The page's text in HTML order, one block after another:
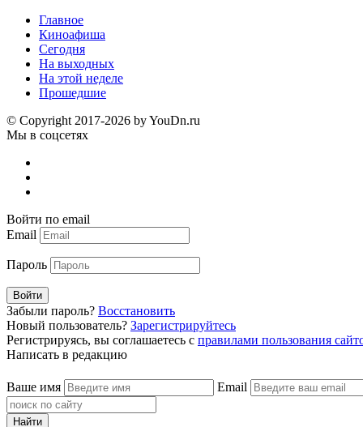
Главное
Киноафиша
Сегодня
На выходных
На этой неделе
Прошедшие
© Copyright 2017-2026 by YouDn.ru
Мы в соцсетях
Войти по email
Email
Пароль
Войти
Забыли пароль? Восстановить
Новый пользователь? Зарегистрируйтесь
Регистрируясь, вы соглашаетесь с правилами пользования
Написать в редакцию
Ваше имя Email
Найти